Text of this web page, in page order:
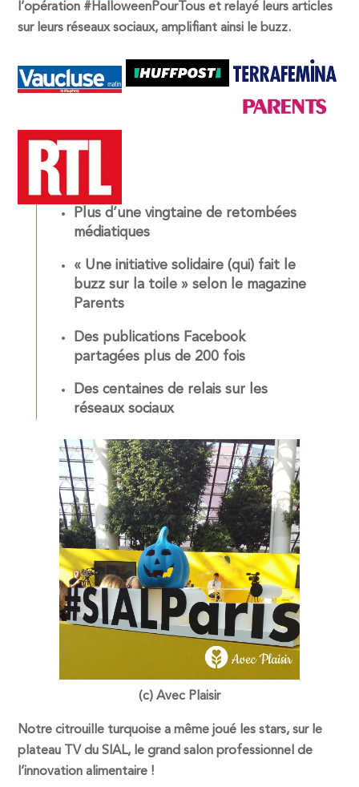
l’opération #HalloweenPourTous et relayé leurs articles
sur leurs réseaux sociaux, amplifiant ainsi le buzz.
Plus d’une vingtaine de retombées
médiatiques
« Une initiative solidaire (qui) fait le
buzz sur la toile » selon le magazine
Parents
Des publications Facebook
partagées plus de 200 fois
Des centaines de relais sur les
réseaux sociaux
(c) Avec Plaisir
Notre citrouille turquoise a même joué les stars, sur le
plateau TV du SIAL, le grand salon professionnel de
l’innovation alimentaire !